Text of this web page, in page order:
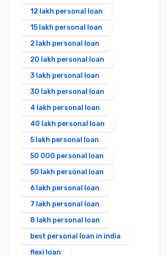
12 lakh personal loan
15 lakh personal loan
2 lakh personal loan
20 lakh personal loan
3 lakh personal loan
30 lakh personal loan
4 lakh personal loan
40 lakh personal loan
5 lakh personal loan
50 000 personal loan
50 lakh personal loan
6 lakh personal loan
7 lakh personal loan
8 lakh personal loan
best personal loan in india
flexi loan